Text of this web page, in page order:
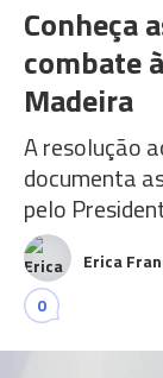
Conheça
combate
Madeira
A resolução
documenta
pelo
Erica
0